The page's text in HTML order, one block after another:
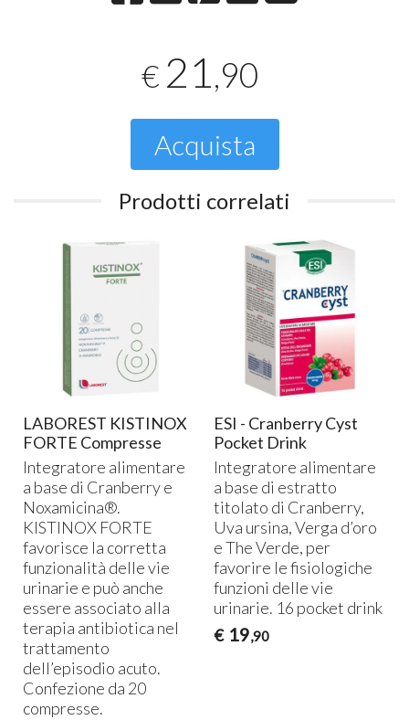
€ 21 ,90
Acquista
Prodotti correlati
LABOREST KISTINOX
FORTE Compresse
Integratore alimentare
a base di Cranberry e
Noxamicina®.
KISTINOX FORTE
favorisce la corretta
funzionalità delle vie
urinarie e può anche
essere associato alla
terapia antibiotica nel
trattamento
dell’episodio acuto.
Confezione da 20
compresse.
ESI - Cranberry Cyst
Pocket Drink
Integratore alimentare
a base di estratto
titolato di Cranberry,
Uva ursina, Verga d’oro
e The Verde, per
favorire le fisiologiche
funzioni delle vie
urinarie. 16 pocket drink
€ 19,90